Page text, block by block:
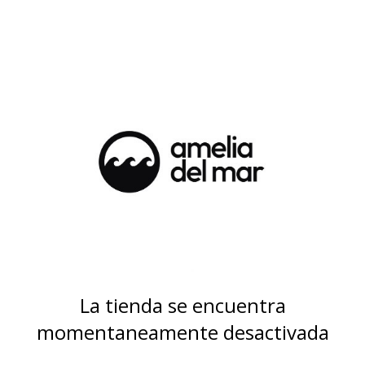
La tienda se encuentra
momentaneamente desactivada